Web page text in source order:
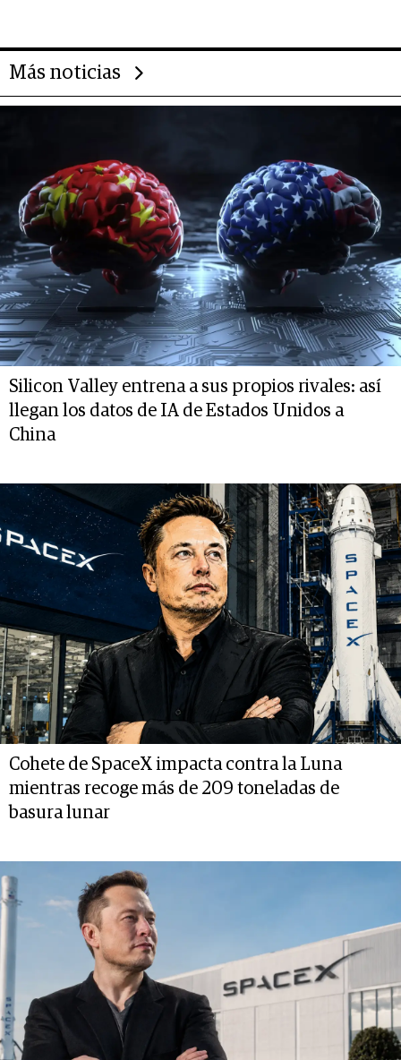
Más noticias
Silicon Valley entrena a sus propios rivales: así
llegan los datos de IA de Estados Unidos a
China
Cohete de SpaceX impacta contra la Luna
mientras recoge más de 209 toneladas de
basura lunar